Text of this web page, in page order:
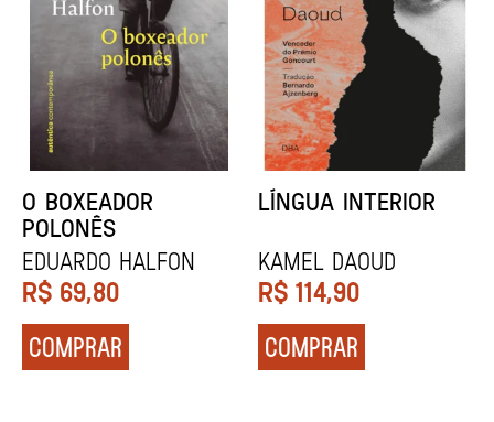
DENTES BRANCOS
Zadie Smith
R$ 129,90
COMPRAR
UCRÂNIA
Andrei Kurkov
R$ 139,90
COMPRAR